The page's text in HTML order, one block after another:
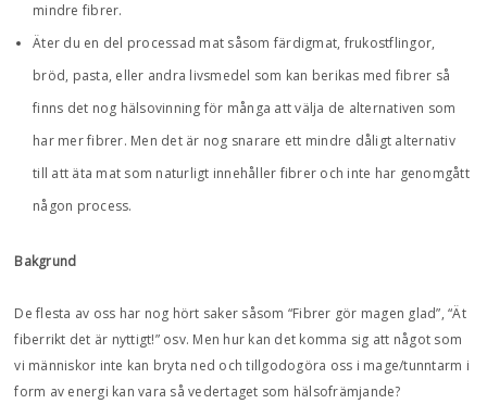
mindre fibrer.
Äter du en del processad mat såsom färdigmat, frukostflingor,
bröd, pasta, eller andra livsmedel som kan berikas med fibrer så
finns det nog hälsovinning för många att välja de alternativen som
har mer fibrer. Men det är nog snarare ett mindre dåligt alternativ
till att äta mat som naturligt innehåller fibrer och inte har genomgått
någon process.
Bakgrund
De flesta av oss har nog hört saker såsom “Fibrer gör magen glad”, “Ät
fiberrikt det är nyttigt!” osv. Men hur kan det komma sig att något som
vi människor inte kan bryta ned och tillgodogöra oss i mage/tunntarm i
form av energi kan vara så vedertaget som hälsofrämjande?